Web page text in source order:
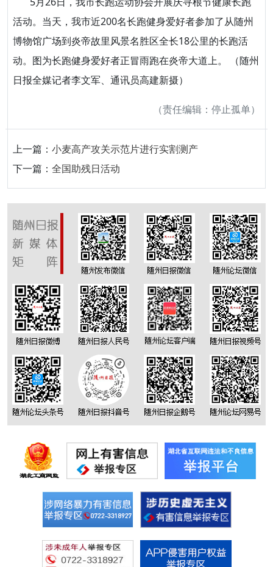
活动。当天，我市近200名长跑健身爱好者参加了从随州
博物馆广场到炎帝故里风景名胜区全长18公里的长跑活
动。图为长跑健身爱好者正冒雨跑在炎帝大道上。 （随州
日报全媒记者李文军、通讯员高建新摄）
（责任编辑：停止孤单）
上一篇： 小麦高产攻关示范片进行实割测产
下一篇： 全国助残日活动